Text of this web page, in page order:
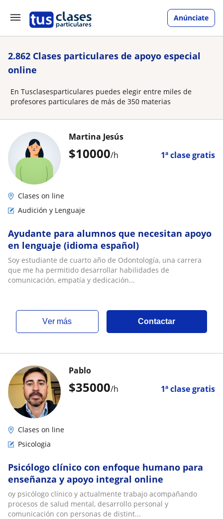
Anúnciate
2.862 Clases particulares de apoyo especial
online
En Tusclasesparticulares puedes elegir entre miles de
profesores particulares de más de 350 materias
$10000/h 1ª clase gratis
Martina Jesús
Clases on line
Audición y Lenguaje
Ayudante para alumnos que necesitan apoyo
en lenguaje (idioma español)
Soy estudiante de cuarto año de Odontología, una carrera
que me ha permitido desarrollar habilidades de
comunicación, empatía y dedicación...
ver más Contactar
$35000/h 1ª clase gratis
Pablo
Clases on line
Psicologia
Psicólogo clínico con enfoque humano para
enseñanza y apoyo integral online
oy psicólogo clínico y actualmente trabajo acompañando
procesos de salud mental, desarrollo personal y
comunicación con personas de distint...